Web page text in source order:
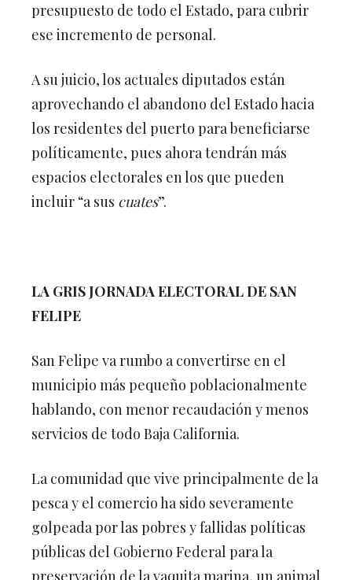
presupuesto de todo el Estado, para cubrir
ese incremento de personal.
A su juicio, los actuales diputados están
aprovechando el abandono del Estado hacia
los residentes del puerto para beneficiarse
políticamente, pues ahora tendrán más
espacios electorales en los que pueden
incluir “a sus cuates”.
LA GRIS JORNADA ELECTORAL DE SAN
FELIPE
San Felipe va rumbo a convertirse en el
municipio más pequeño poblacionalmente
hablando, con menor recaudación y menos
servicios de todo Baja California.
La comunidad que vive principalmente de la
pesca y el comercio ha sido severamente
golpeada por las pobres y fallidas políticas
públicas del Gobierno Federal para la